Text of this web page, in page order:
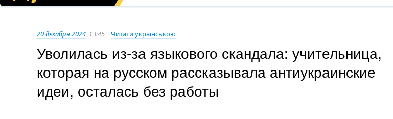
20 декабря 2024, 13:45 Читати українською
Уволилась из-за языкового скандала: учительница,
которая на русском рассказывала антиукраинские
идеи, осталась без работы